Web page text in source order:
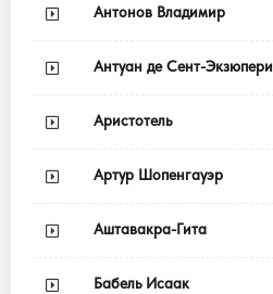
Антонов Владимир
Антуан де Сент-Экзюпери
Аристотель
Артур Шопенгауэр
Аштавакра-Гита
Бабель Исаак